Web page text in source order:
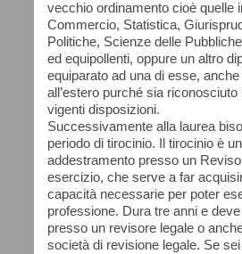
vecchio ordinamento cioè quelle
Commercio, Statistica,
Politiche, Scienze delle
ed equipollenti, oppure un altro
equiparato ad una di esse,
all’estero purché sia
vigenti disposizioni.
Successivamente alla laurea
periodo di tirocinio. Il tirocinio è
addestramento presso un
esercizio, che serve a far
capacità necessarie per poter
professione. Dura tre anni e
presso un revisore legale o
società di revisione legale. Se